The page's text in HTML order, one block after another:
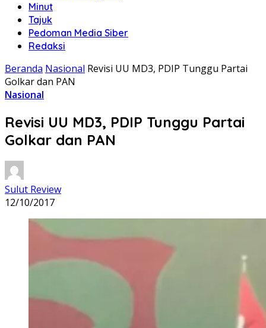
Minut
Tajuk
Pedoman Media Siber
Redaksi
Beranda Nasional Revisi UU MD3, PDIP Tunggu Partai
Golkar dan PAN
Nasional
Revisi UU MD3, PDIP Tunggu Partai
Golkar dan PAN
Sulut Review
12/10/2017